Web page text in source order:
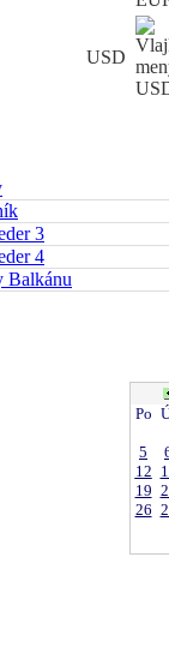
USD
3
4
Balkánu
Po
5
12
19
26